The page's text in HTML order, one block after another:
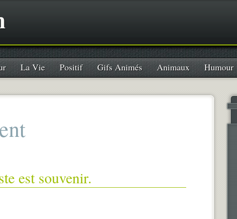
La Vie Positif Gifs Animés Animaux Humour
est souvenir.